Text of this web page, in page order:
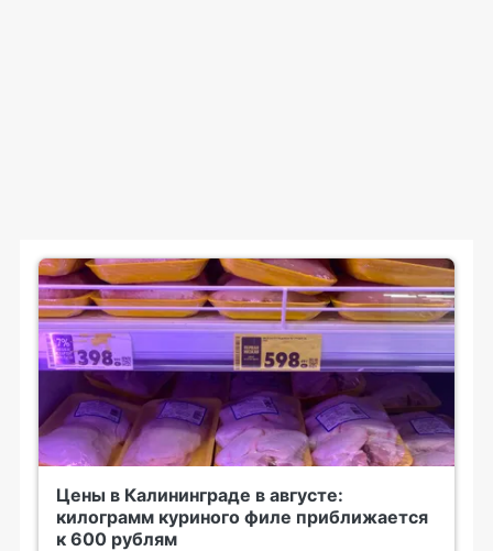
Цены в Калининграде в августе:
килограмм куриного филе приближается
к 600 рублям